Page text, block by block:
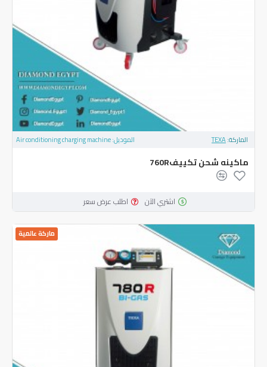
الماركة:TEXA الموديل:Air conditioning charging machine
ماكينه شحن تكييف760R
اشتري الآن اطلب عرض سعر
ماركة عالمية